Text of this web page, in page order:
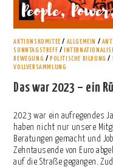
AKTIONSKOMITEE / ALLGEMEIN /
SONNTAGSTREFF /
BEWEGUNG /POLITISCHE BILDUNG /
VOLLVERSAMMLUNG
Das war 2023 – ein
2023 war ein aufregendes
haben nicht nur unsere
Beratungen gemacht und
Zehntausende von Euro
auf die Straße gegangen.